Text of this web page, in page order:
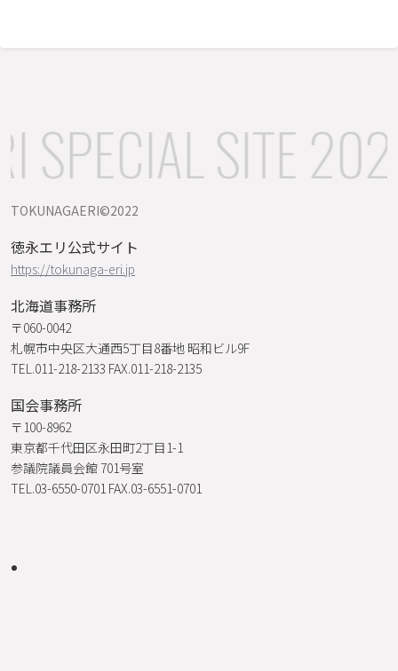
SPECIAL SITE
TOKUNAGAERI©️2022
徳永エリ公式サイト
https://tokunaga-eri.jp
北海道事務所
〒060-0042
札幌市中央区大通西5丁目8番地 昭和ビル9F
TEL.011-218-2133 FAX.011-218-2135
国会事務所
〒100-8962
東京都千代田区永田町2丁目1-1
参議院議員会館 701号室
TEL.03-6550-0701 FAX.03-6551-0701